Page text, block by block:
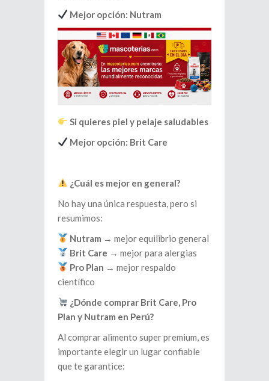
Mejor opción: Nutram
Si quieres piel y pelaje saludables
Mejor opción: Brit Care
¿Cuál es mejor en general?
No hay una única respuesta, pero si
resumimos:
Nutram → mejor equilibrio general
Brit Care → mejor para alergias
Pro Plan → mejor respaldo
científico
¿Dónde comprar Brit Care, Pro
Plan y Nutram en Perú?
Al comprar alimento super premium, es
importante elegir un lugar confiable
que te garantice: